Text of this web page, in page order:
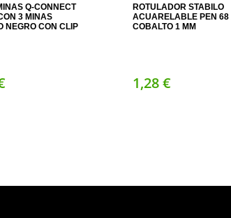
Q-CONNECT
3 MINAS
NEGRO CON CLIP
ROTULADOR STABILO
ACUARELABLE PEN 68
COBALTO 1 MM
1,28 €